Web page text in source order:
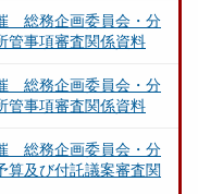
総務企画委員会・分
管事項審査関係資料
総務企画委員会・分
管事項審査関係資料
総務企画委員会・分
算及び付託議案審査関